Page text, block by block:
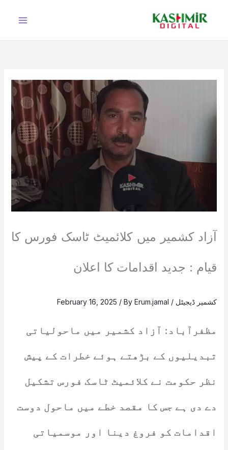
آزاد کشمیر میں کلائمیٹ ٹاسک فورس کا
قیام : جدید اقدامات کا اعلان
کشمیر ڈیجیٹل /
February 16, 2025 / ByErum.jamal
مظفرآباد: آزاد کشمیر میں ماحولیاتی
تبدیلیوں کے بڑھتے ہوئے خطرات کے پیش
نظر حکومت نے کلائمیٹ ٹاسک فورس تشکیل
دے دی ہے جس کا مقصد خطے میں ماحول دوست
اقدامات کو فروغ دینا اور موسمیاتی